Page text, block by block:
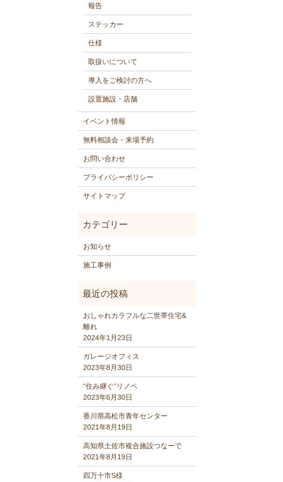
報告
ステッカー
仕様
取扱いについて
導入をご検討の方へ
設置施設・店舗
イベント情報
無料相談会・来場予約
お問い合わせ
プライバシーポリシー
サイトマップ
お知らせ
施工事例
おしゃれカラフルな二世帯住宅&
離れ
2024年1月23日
ガレージオフィス
2023年8月30日
“住み継ぐ”リノベ
2023年6月30日
香川県高松市青年センター
2021年8月19日
高知県土佐市複合施設つなーで
2021年8月19日
四万十市S様